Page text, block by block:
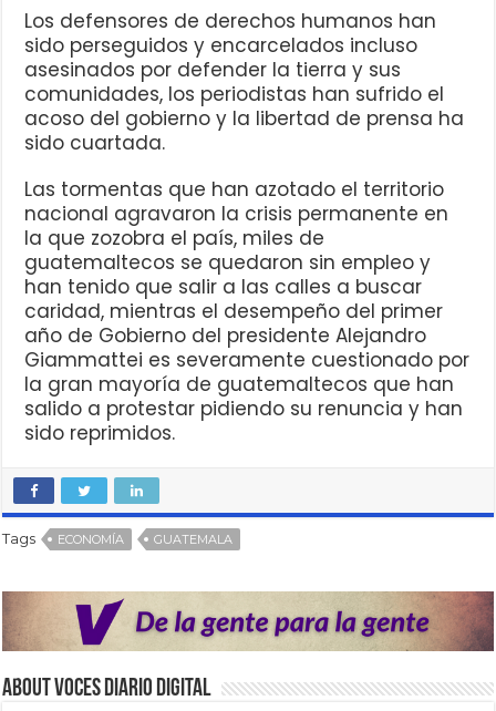
Los defensores de derechos humanos han
sido perseguidos y encarcelados incluso
asesinados por defender la tierra y sus
comunidades, los periodistas han sufrido el
acoso del gobierno y la libertad de prensa ha
sido cuartada.
Las tormentas que han azotado el territorio
nacional agravaron la crisis permanente en
la que zozobra el país, miles de
guatemaltecos se quedaron sin empleo y
han tenido que salir a las calles a buscar
caridad, mientras el desempeño del primer
año de Gobierno del presidente Alejandro
Giammattei es severamente cuestionado por
la gran mayoría de guatemaltecos que han
salido a protestar pidiendo su renuncia y han
sido reprimidos.
Tags ECONOMÍA GUATEMALA
About VOCES Diario digital